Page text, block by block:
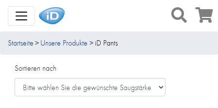
Toggle Navigation
Startseite Unsere Produkte iD Pants
Sortieren nach